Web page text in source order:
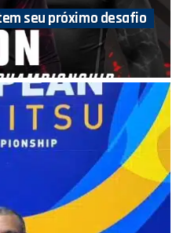
seu próximo desafio